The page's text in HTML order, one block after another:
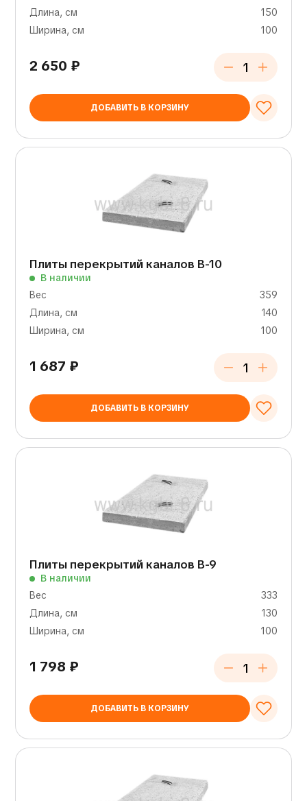
Длина, см
150
Ширина, см
100
2 650 ₽
ДОБАВИТЬ В КОРЗИНУ
Плиты перекрытий каналов В-10
В наличии
Вес
359
Длина, см
140
Ширина, см
100
1 687 ₽
ДОБАВИТЬ В КОРЗИНУ
Плиты перекрытий каналов В-9
В наличии
Вес
333
Длина, см
130
Ширина, см
100
1 798 ₽
ДОБАВИТЬ В КОРЗИНУ